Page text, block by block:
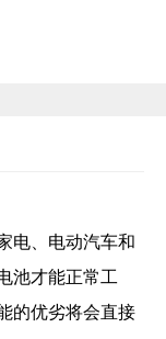
电、电动汽车和
池才能正常工
的优劣将会直接